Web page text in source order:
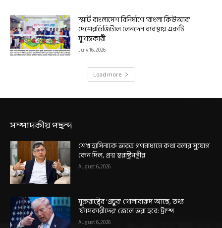
স্মার্ট বাংলাদেশ বিনির্মাণে ‘বাংলা কিউআর’
দেশেরডিজিটাল লেনদেন ব্যবস্থায় একটি
যুগান্তকারী
July 16, 2026
Load more
সম্পাদকীয় পছন্দ
শেখ হাসিনাকে ভারত গণমাধ্যমে কথা বলার সুযোগ
কেন দিল, প্রশ্ন স্বরাষ্ট্রমন্ত্রীর
August 6, 2026
যুক্তরাষ্ট্রের ‘প্রচুর’ গোলাবারুদ আছে, তথ্য
‘ফাঁসকারীদের’ জেলে ভরা হবে: ট্রাম্প
August 6, 2026